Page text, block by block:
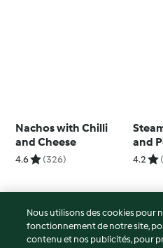
Nachos with Chilli
and Cheese
4.6 (326)
and
4.2
© Copyright 2026
Nous utilisons des cookies pour
fonctionnement de notre site,
contenu et nos publicités, pour